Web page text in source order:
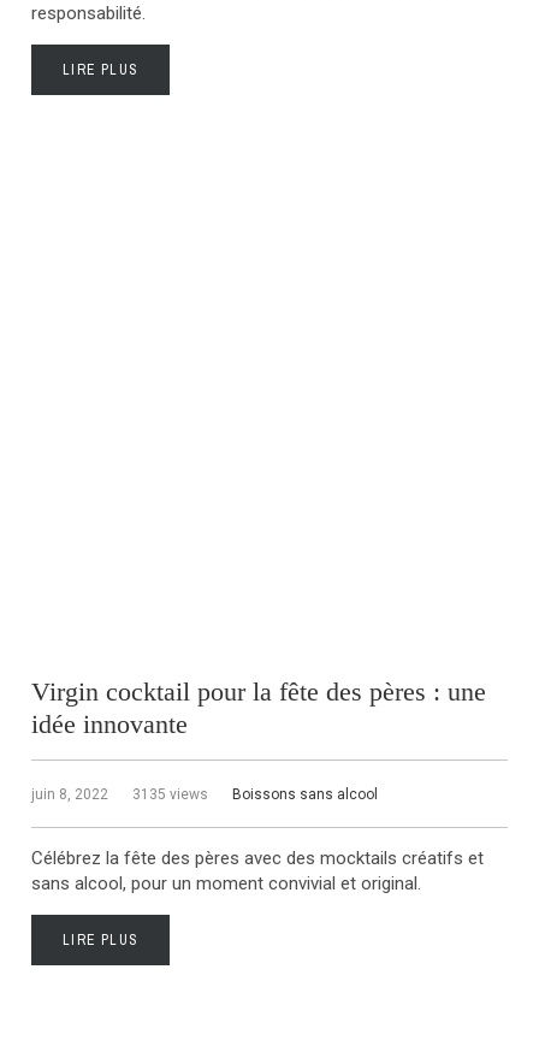
responsabilité.
LIRE PLUS
Virgin cocktail pour la fête des pères : une
idée innovante
juin 8, 2022 3135 views Boissons sans alcool
Célébrez la fête des pères avec des mocktails créatifs et
sans alcool, pour un moment convivial et original.
LIRE PLUS